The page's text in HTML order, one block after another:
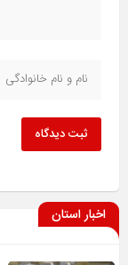
ثبت دیدگاه
اخبار استان